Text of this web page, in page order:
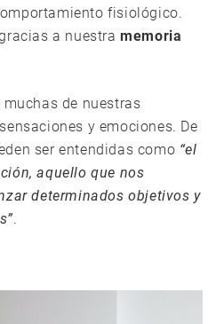
fisiológico.
a nuestramemoria
de nuestras
y emociones. De
ser entendidas como “el
aquello que nos
determinados objetivos y
.